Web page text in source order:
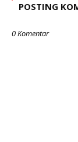
POSTING
0 Komentar